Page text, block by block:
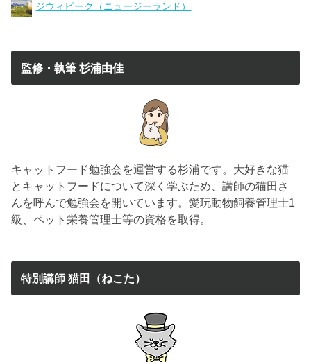
ジウィピーク（ニュージーランド）
監修・執筆 杉浦由佳
キャットフード勉強会を運営する杉浦です。大好きな猫
とキャットフードについて深く学ぶため、講師の猫田さ
んを呼んで勉強会を開いています。愛玩動物飼養管理士1
級、ペット栄養管理士等の資格を取得。
特別講師 猫田（ねこた）